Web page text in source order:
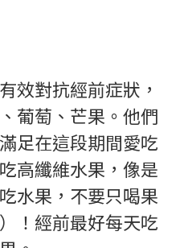
效對抗經前症狀，
葡萄、芒果。他們
足在這段期間愛吃
高纖維水果，像是
水果，不要只喝果
！經前最好每天吃